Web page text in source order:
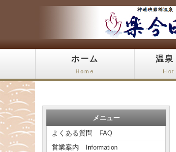
ホーム
Home
温泉
Hot
メニュー
よくある質問
FAQ
営業案内 Information